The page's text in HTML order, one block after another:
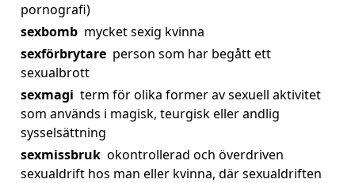
pornografi)
sexbomb mycket sexig kvinna
sexförbrytare person som har begått ett
sexualbrott
sexmagi term för olika former av sexuell aktivitet
som används i magisk, teurgisk eller andlig
sysselsättning
sexmissbruk okontrollerad och överdriven
sexualdrift hos man eller kvinna, där sexualdriften